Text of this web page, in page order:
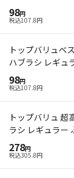
98円
税込107.8円
トップバリュベ
ハブラシ レギュ
98円
税込107.8円
トップバリュ 超
ラシ レギュラー
278円
税込305.8円